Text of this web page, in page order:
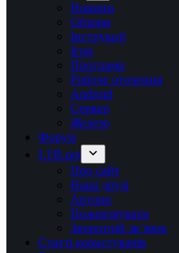
Новини
Обзори
Інструкції
Ігри
Програми
Робоче оточення
Android
Сервер
Железо
Форум
LTB.net
Про сайт
Наші друзі
Автори
Пожертвувати
Зворотній зв’язок
Статті користувачів